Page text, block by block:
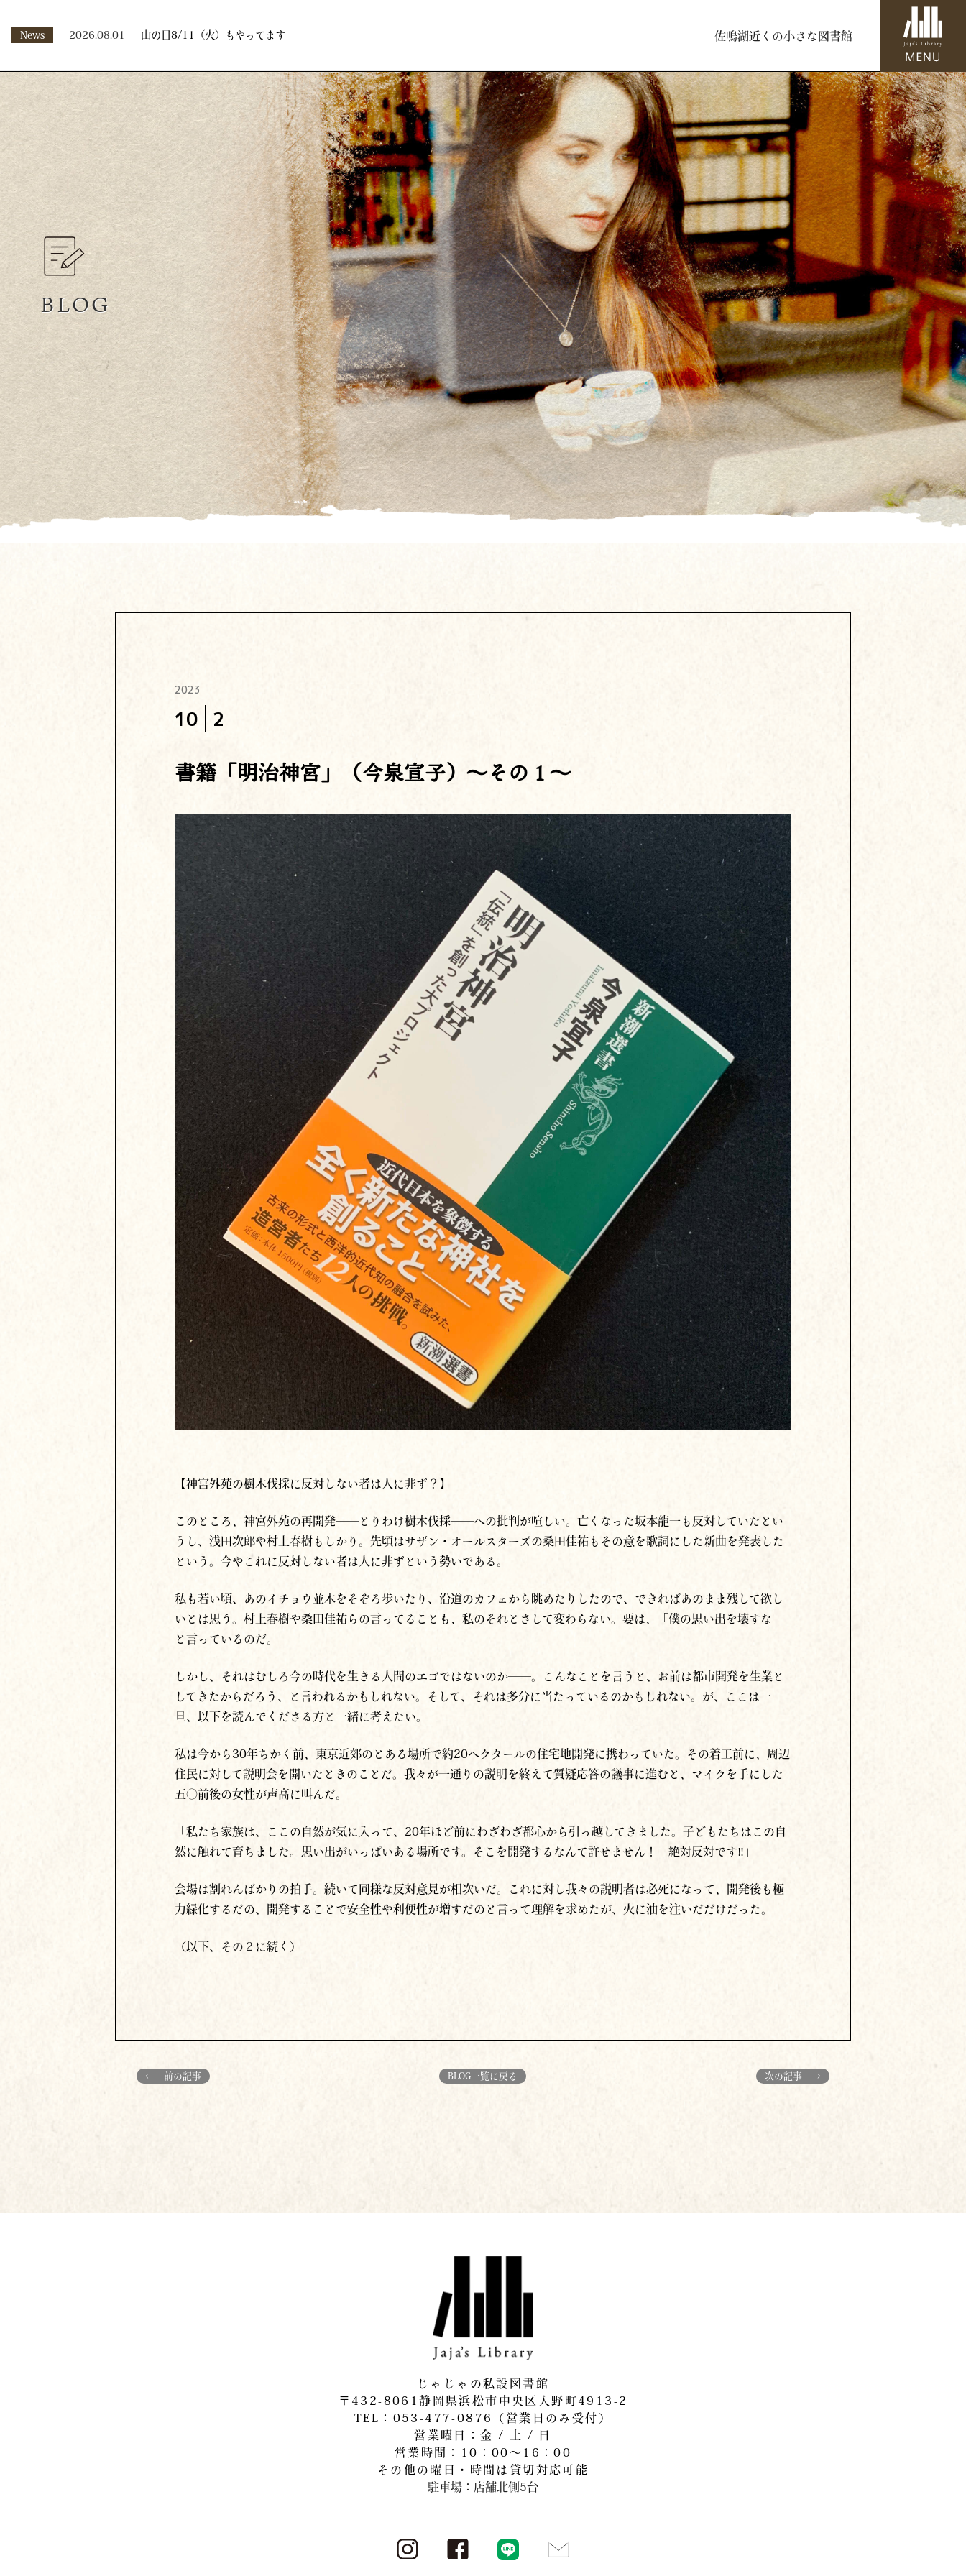
News 2026.08.01 山の日8/11（火）もやってます 佐鳴湖近くの小さな図書館
BLOG
2023
10 2
書籍「明治神宮」（今泉宣子）～その１～
【神宮外苑の樹木伐採に反対しない者は人に非ず？】
このところ、神宮外苑の再開発──とりわけ樹木伐採──への批判が喧しい。亡くなった坂本龍一も反対していたとい
うし、浅田次郎や村上春樹もしかり。先頃はサザン・オールスターズの桑田佳祐もその意を歌詞にした新曲を発表した
という。今やこれに反対しない者は人に非ずという勢いである。
私も若い頃、あのイチョウ並木をそぞろ歩いたり、沿道のカフェから眺めたりしたので、できればあのまま残して欲し
いとは思う。村上春樹や桑田佳祐らの言ってることも、私のそれとさして変わらない。要は、「僕の思い出を壊すな」
と言っているのだ。
しかし、それはむしろ今の時代を生きる人間のエゴではないのか──。こんなことを言うと、お前は都市開発を生業と
してきたからだろう、と言われるかもしれない。そして、それは多分に当たっているのかもしれない。が、ここは一
旦、以下を読んでくださる方と一緒に考えたい。
私は今から30年ちかく前、東京近郊のとある場所で約20ヘクタールの住宅地開発に携わっていた。その着工前に、周辺
住民に対して説明会を開いたときのことだ。我々が一通りの説明を終えて質疑応答の議事に進むと、マイクを手にした
五〇前後の女性が声高に叫んだ。
「私たち家族は、ここの自然が気に入って、20年ほど前にわざわざ都心から引っ越してきました。子どもたちはこの自
然に触れて育ちました。思い出がいっぱいある場所です。そこを開発するなんて許せません！ 絶対反対です‼」
会場は割れんばかりの拍手。続いて同様な反対意見が相次いだ。これに対し我々の説明者は必死になって、開発後も極
力緑化するだの、開発することで安全性や利便性が増すだのと言って理解を求めたが、火に油を注いだだけだった。
（以下、 その２ に続く）
← 前の記事 BLOG一覧に戻る 次の記事 →
じゃじゃの私設図書館
〒432-8061静岡県浜松市中央区入野町4913-2
​TEL：053-477-0876（営業日のみ受付）
営業曜日：金 / 土 / 日
営業時間：10：00～16：00
その他の曜日・時間は貸切対応可能
駐車場：店舗北側5台